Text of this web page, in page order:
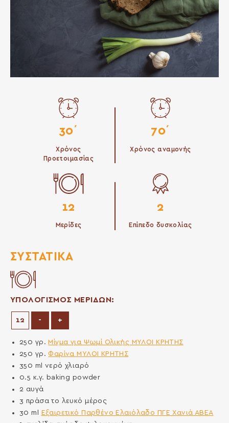
30΄
Χρόνος
Προετοιμασίας
70΄
Χρόνος αναμονής
12
Μερίδες
2
Επίπεδο δυσκολίας
ΣΥΣΤΑΤΙΚΆ
ΥΠΟΛΟΓΙΣΜΟΣ ΜΕΡΙΔΩΝ:
- Μείωση μερίδων
+Αύξηση μερίδων
250 γρ.Μίγμα για Ψωμί Ολικής ΜΥΛΟΙ ΚΡΗΤΗΣ
250 γρ. Φαρίνα ΜΥΛΟΙ ΚΡΗΤΗΣ
350 ml νερό χλιαρό
0.5 κ.γ. baking powder
2 αυγά
3 πράσα το λευκό μέρος
30ml Εξαιρετικό Παρθένο Ελαιόλαδο ΠΓΕ Χανιά ΑΒΕΑ